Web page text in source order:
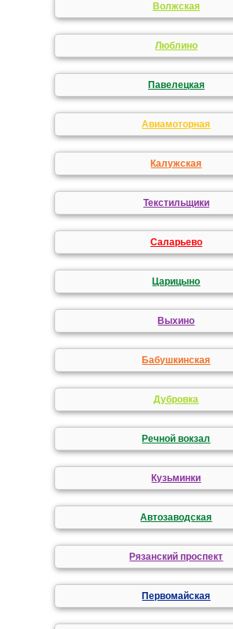
Волжская
Люблино
Павелецкая
Авиамоторная
Калужская
Текстильщики
Саларьево
Царицыно
Выхино
Бабушкинская
Дубровка
Речной вокзал
Кузьминки
Автозаводская
Рязанский проспект
Первомайская